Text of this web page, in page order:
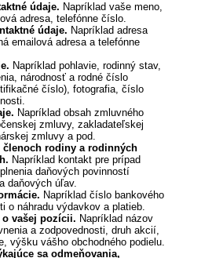
údaje. Napríklad vaše meno,
adresa, telefónne číslo.
údaje. Napríklad adresa
emailová adresa a telefónne
Napríklad pohlavie, rodinný stav,
národnosť a rodné číslo
číslo), fotografia, číslo
Napríklad obsah zmluvného
zmluvy, zakladateľskej
zmluvy a pod.
členoch rodiny a rodinných
Napríklad kontakt pre prípad
daňových povinností
daňových úľav.
Napríklad číslo bankového
o náhradu výdavkov a platieb.
vašej pozícii. Napríklad názov
a zodpovednosti, druh akcií,
výšku vášho obchodného podielu.
sa odmeňovania,